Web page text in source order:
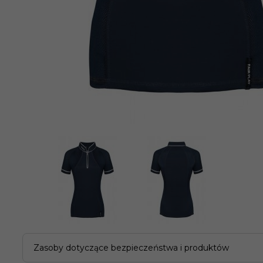
Zasoby dotyczące bezpieczeństwa i produktów